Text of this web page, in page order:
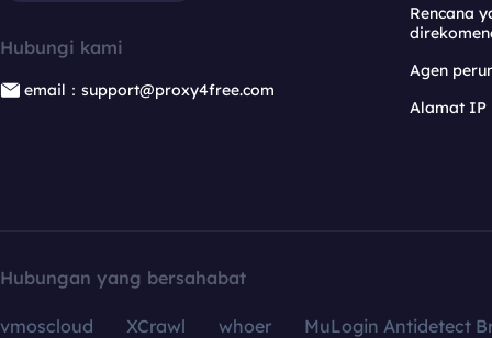
Hubungi kami
email：support@proxy4free.com
Rencana
Agen
Alamat IP
Hubungan yang bersahabat
vmoscloud XCrawl whoer
MuLogin Antidetect